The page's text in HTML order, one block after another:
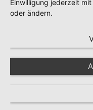
Einwilligung jederzeit
oder ändern.